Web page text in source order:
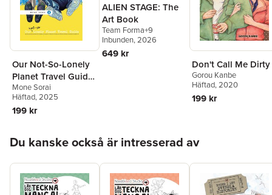
Our Not-So-Lonely
Planet Travel Guide,
Volume 6
Mone Sorai
Häftad, 2025
199 kr
ALIEN STAGE: The
Art Book
Team Forma+9
Inbunden, 2026
649 kr
Don't Call Me Dirty
Gorou Kanbe
Häftad, 2020
199 kr
Du kanske också är intresserad av